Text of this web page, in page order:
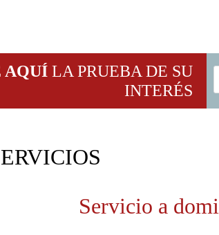
AQUÍ LA PRUEBA DE SU
INTERÉS
Servicio a